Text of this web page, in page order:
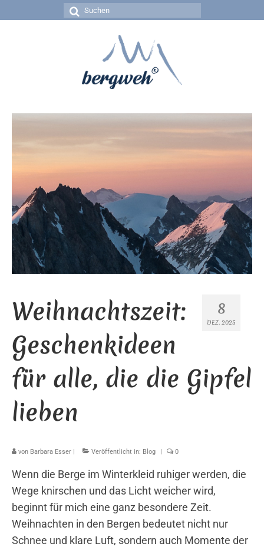
Suchen
8
DEZ. 2025
Weihnachtszeit:
Geschenkideen
für alle, die die Gipfel
lieben
von Barbara Esser Veröffentlicht in: Blog 0
Wenn die Berge im Winterkleid ruhiger werden, die
Wege knirschen und das Licht weicher wird,
beginnt für mich eine ganz besondere Zeit.
Weihnachten in den Bergen bedeutet nicht nur
Schnee und klare Luft, sondern auch Momente der